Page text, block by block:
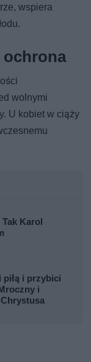
wspiera
ochrona
wolnymi
U kobiet w ciąży
Tak Karol
i przybici
i